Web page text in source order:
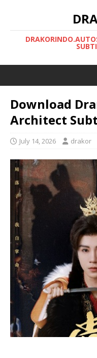
Download
Architect
July 14, 2026 drakor